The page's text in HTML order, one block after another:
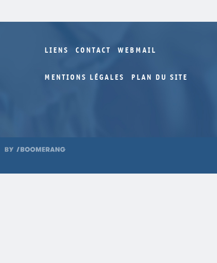
LIENS CONTACT WEBMAIL
MENTIONS LÉGALES PLAN DU SITE